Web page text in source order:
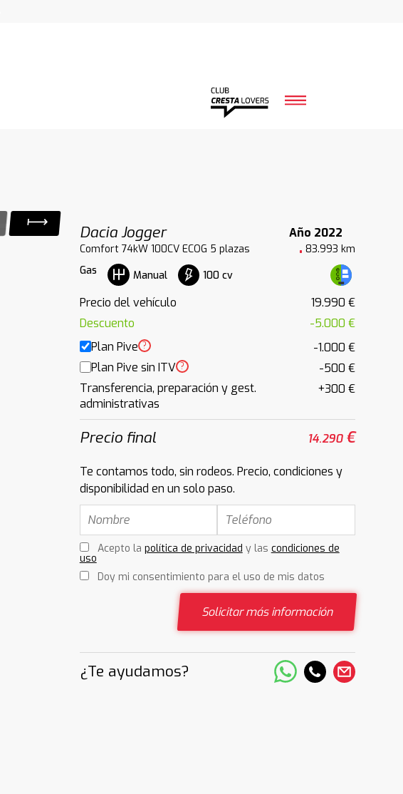
Dacia Jogger
Año 2022
Comfort 74kW 100CV ECOG 5 plazas
83.993 km
Gas
Manual 100 cv
Precio del vehículo
19.990 €
Descuento
-5.000 €
Plan Pive ?
-1.000 €
Plan Pive sin ITV ?
-500 €
Transferencia, preparación y gest.
administrativas
+300 €
Precio final 14.290€
Te contamos todo, sin rodeos. Precio, condiciones y
disponibilidad en un solo paso.
Acepto la política de privacidad y las condiciones de
uso
Doy mi consentimiento para el uso de mis datos
Solicitar más información
¿Te ayudamos?